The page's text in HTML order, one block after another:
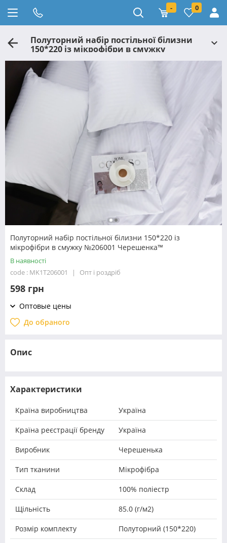
- 0
Полуторний набір постільної білизни
150*220 із мікрофібри в смужку
№206001 Черешенка™
Полуторний набір постільної білизни 150*220 із
мікрофібри в смужку №206001 Черешенка™
В наявності
code : MK1T206001
Опт і роздріб
598 грн
Оптовые цены
До обраного
Опис
Характеристики
Країна виробництва Україна
Країна реєстрації бренду Україна
Виробник Черешенька
Тип тканини Мікрофібра
Склад 100% поліестр
Щільність 85.0 (г/м2)
Розмір комплекту Полуторний (150*220)